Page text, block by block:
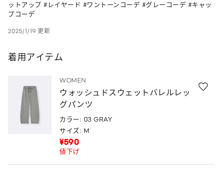
ットアップ #レイヤード #ワントーンコーデ #グレーコーデ #キャッ
プコーデ
2025/1/19 更新
着用アイテム
WOMEN
ウォッシュドスウェットバレルレッ
グパンツ
カラー: 03 GRAY
サイズ: M
¥590
値下げ